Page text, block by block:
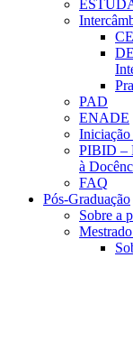
PAD
ENADE
PIBID –
à
FAQ
Pós-Graduação
Sobre a